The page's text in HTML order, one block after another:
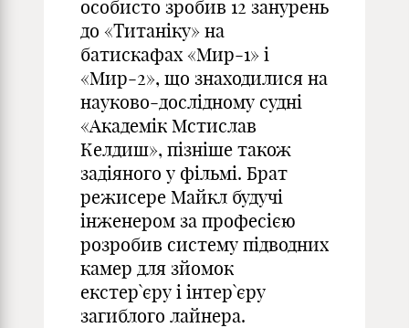
особисто зробив 12 занурень
до «Титаніку» на
батискафах «Мир-1» і
«Мир-2», що знаходилися на
науково-дослідному судні
«Академік Мстислав
Келдиш», пізніше також
задіяного у фільмі. Брат
режисере Майкл будучі
інженером за професією
розробив систему підводних
камер для зйомок
екстер`єру і інтер`єру
загиблого лайнера.